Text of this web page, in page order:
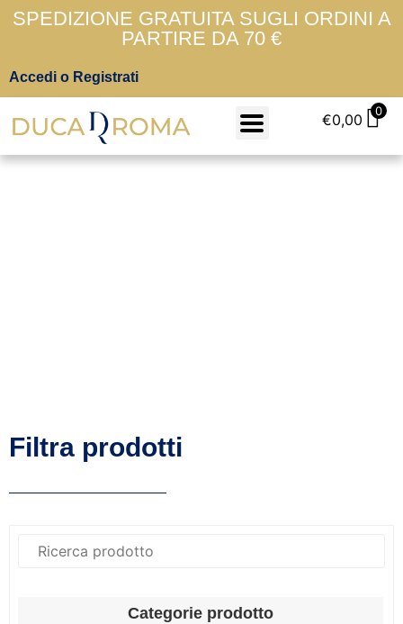
SPEDIZIONE GRATUITA SUGLI ORDINI A
PARTIRE DA 70 €
Accedi o Registrati
€0,00 0
Filtra prodotti
Categorie prodotto